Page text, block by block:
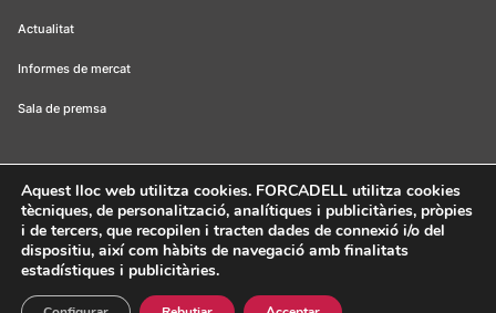
Actualitat
Informes de mercat
Sala de premsa
Forcadell 2026 Avís legal Política de privacitat
Política de cookies
Canal ètic
FORCADELL-AICAT 163 - Pl. Universitat, 3 - 08007
Barcelona / 934 965 400
Aquest lloc web utilitza cookies. FORCADELL utilitza cookies
tècniques, de personalització, analítiques i publicitàries, pròpies
i de tercers, que recopilen i tracten dades de connexió i/o del
dispositiu, així com hàbits de navegació amb finalitats
estadístiques i publicitàries.